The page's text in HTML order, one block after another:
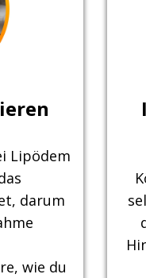
Lipödem
darum
wie du